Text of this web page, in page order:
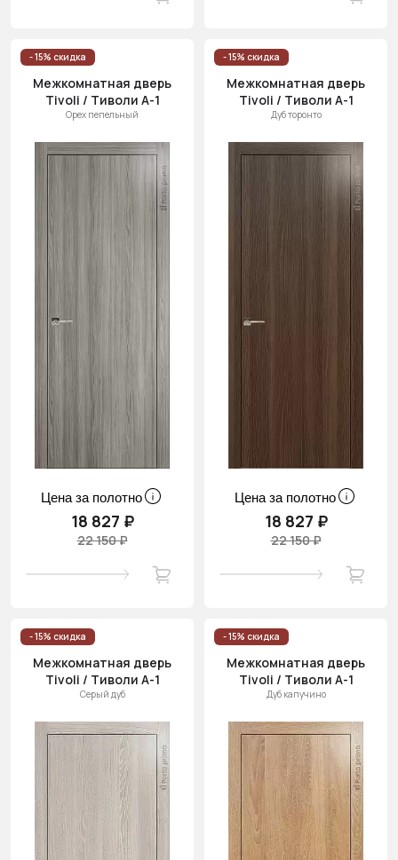
- 15% скидка
Межкомнатная дверь
Tivoli / Тиволи А-1
Орех пепельный
Цена за полотно
18 827 ₽
22 150 ₽
- 15% скидка
Межкомнатная дверь
Tivoli / Тиволи А-1
Дуб торонто
Цена за полотно
18 827 ₽
22 150 ₽
- 15% скидка
Межкомнатная дверь
Tivoli / Тиволи А-1
Серый дуб
- 15% скидка
Межкомнатная дверь
Tivoli / Тиволи А-1
Дуб капучино